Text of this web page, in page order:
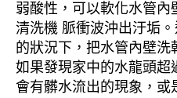
弱酸性，可以軟化水管內
清洗機 脈衝波沖出汙垢
的狀況下，把水管內壁洗
如果發現家中的水龍頭超
會有髒水流出的現象，或